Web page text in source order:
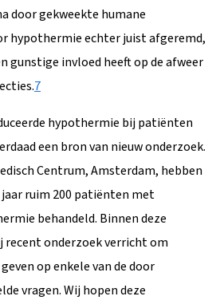
door gekweekte humane
hypothermie echter juist afgeremd,
gunstige invloed heeft op de afweer
7
hypothermie bij patiënten
een bron van nieuw onderzoek.
Centrum, Amsterdam, hebben
ruim 200 patiënten met
behandeld. Binnen deze
recent onderzoek verricht om
op enkele van de door
vragen. Wij hopen deze